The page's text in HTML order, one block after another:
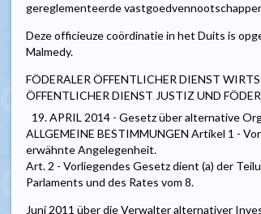
gereglementeerde
Deze officieuze coördinatie in het Duits is
Malmedy.
FÖDERALER ÖFFENTLICHER DIENST
ÖFFENTLICHER DIENST JUSTIZ UND
19. APRIL 2014 - Gesetz über alternative
ALLGEMEINE BESTIMMUNGEN Artikel 1 -
erwähnte Angelegenheit.
Art. 2 - Vorliegendes Gesetz dient (a) der
Parlaments und des Rates vom 8.
Juni 2011 über die Verwalter alternativer